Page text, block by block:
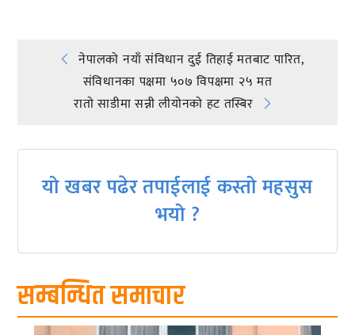
Post
navigation
नेपालको नयाँ संविधान दुई तिहाई मतबाट पारित,
संविधानका पक्षमा ५०७ विपक्षमा २५ मत
राताे साडीमा सन्नी लीयाेनकाे हट तस्बिर
यो खबर पढेर तपाईलाई कस्तो महसुस
भयो ?
सम्बन्धित समाचार